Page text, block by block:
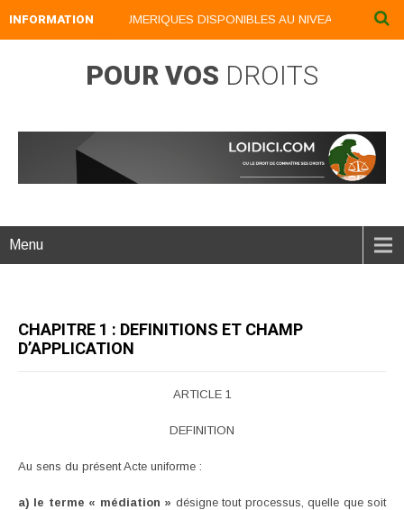
INFORMATION
NOS LIVRES NUMERIQUES DISPONIBLES AU NIVEAU DU MENU
POUR VOS DROITS
Menu
CHAPITRE 1 : DEFINITIONS ET CHAMP
D’APPLICATION
ARTICLE 1
DEFINITION
Au sens du présent Acte uniforme :
a) le terme « médiation » désigne tout processus, quelle que soit